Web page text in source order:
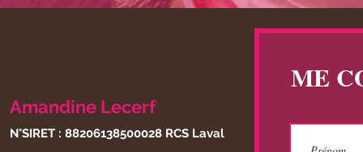
Amandine Lecerf
ME
N°SIRET : 88206138500028 RCS Laval